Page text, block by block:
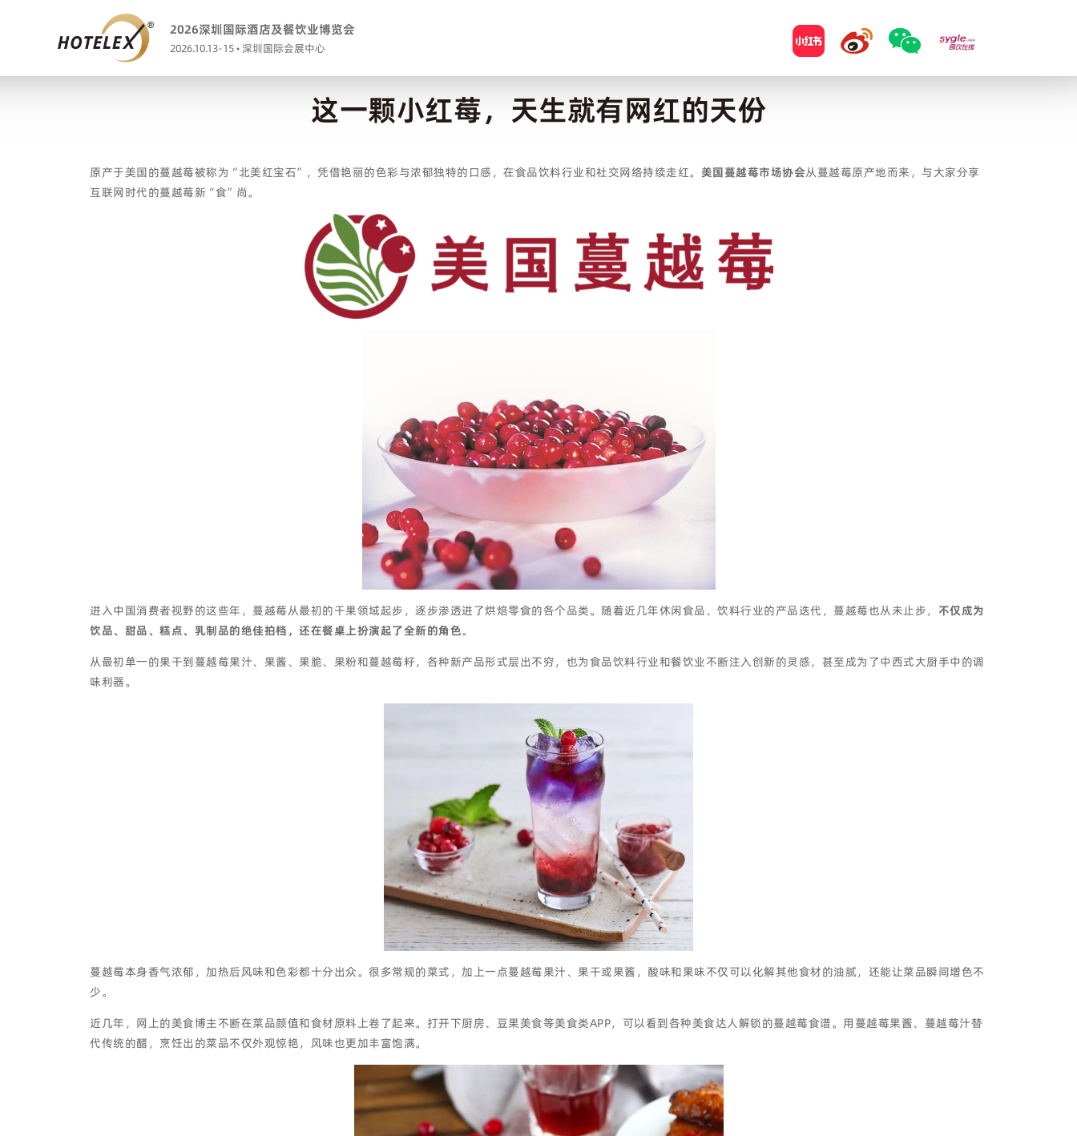
2026深圳国际酒店及餐饮业博览会
2026.10.13-15 • 深圳国际会展中心
这一颗小红莓，天生就有网红的天份
原产于美国的蔓越莓被称为“北美红宝石”，凭借艳丽的色彩与浓郁独特的口感，在食品饮料行业和社交网络持续走红。 美国蔓越莓市场协会从蔓越莓原产地而来，与大家分享
互联网时代的蔓越莓新“食”尚。
进入中国消费者视野的这些年，蔓越莓从最初的干果领域起步，逐步渗透进了烘焙零食的各个品类。随着近几年休闲食品、饮料行业的产品迭代，蔓越莓也从未止步， 不仅成为
饮品、甜品、糕点、乳制品的绝佳拍档，还在餐桌上扮演起了全新的角色。
从最初单一的果干到蔓越莓果汁、果酱、果脆、果粉和蔓越莓籽，各种新产品形式层出不穷，也为食品饮料行业和餐饮业不断注入创新的灵感，甚至成为了中西式大厨手中的调
味利器。
蔓越莓本身香气浓郁，加热后风味和色彩都十分出众。很多常规的菜式，加上一点蔓越莓果汁、果干或果酱，酸味和果味不仅可以化解其他食材的油腻，还能让菜品瞬间增色不
少。
近几年，网上的美食博主不断在菜品颜值和食材原料上卷了起来。打开下厨房、豆果美食等美食类APP，可以看到各种美食达人解锁的蔓越莓食谱。用蔓越莓果酱、蔓越莓汁替
代传统的醋，烹饪出的菜品不仅外观惊艳，风味也更加丰富饱满。